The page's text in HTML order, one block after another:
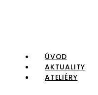
ÚVOD
AKTUALITY
ATELIÉRY